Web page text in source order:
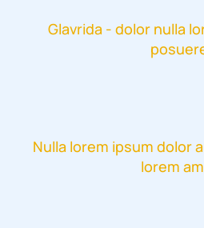
Glavrida - dolor nulla
Nulla lorem ipsum dolor
lorem